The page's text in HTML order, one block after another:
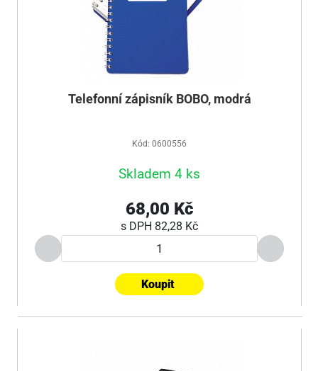
Telefonní zápisník BOBO, modrá
Kód: 0600556
Skladem 4 ks
68,00 Kč
s DPH 82,28 Kč
Koupit